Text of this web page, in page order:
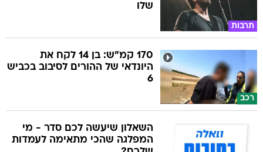
תרבות
שלו
רכב
170 קמ"ש: בן 14 לקח את
היונדאי של ההורים לסיבוב בכביש
6
השאלון שיעשה לכם סדר - מי
המפלגה שהכי מתאימה לעמדות